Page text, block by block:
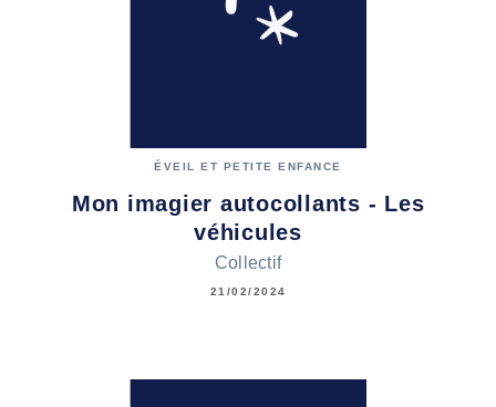
ÉVEIL ET PETITE ENFANCE
Mon imagier autocollants - Les
véhicules
Collectif
21/02/2024